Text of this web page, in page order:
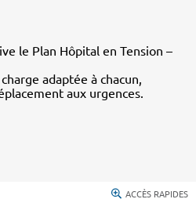
le Plan Hôpital en Tension –
adaptée à chacun,
aux urgences.
ACCÈS RAPIDES